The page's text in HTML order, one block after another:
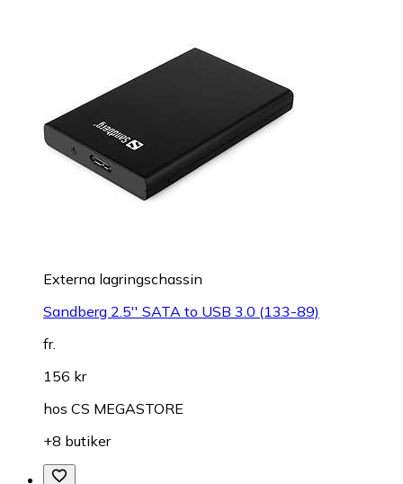
Externa lagringschassin
Sandberg 2.5'' SATA to USB 3.0 (133-89)
fr.
156 kr
hos CS MEGASTORE
+8 butiker